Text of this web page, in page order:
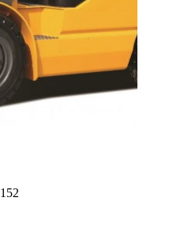
152